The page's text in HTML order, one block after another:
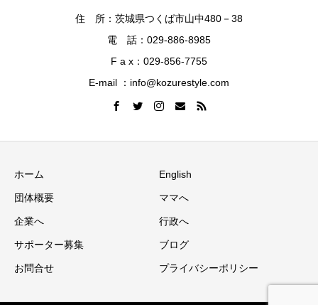
住 所：茨城県つくば市山中480－38
電 話：029-886-8985
F a x：029-856-7755
E-mail ：info@kozurestyle.com
ホーム English
団体概要 ママへ
企業へ 行政へ
サポーター募集 ブログ
お問合せ プライバシーポリシー